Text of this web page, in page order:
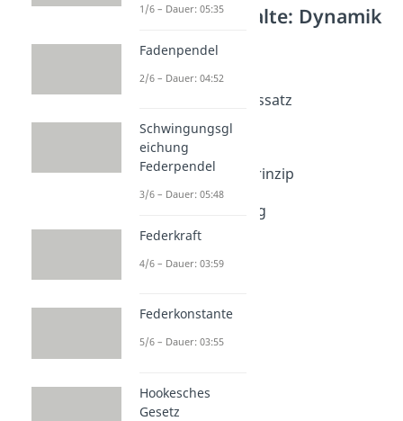
Weitere Inhalte: Dynamik
Impuls und Kraft
Inertialsystem
Dauer: 03:35
Impulserhaltungssatz
d'Alembert
Dauer: 04:41
Superpositionsprinzip
Dauer: 05:51
Raketengleichung
Dauer: 06:20
Druck
Dauer: 04:20
1/6 – Dauer: 05:35
Fadenpendel
2/6 – Dauer: 04:52
Schwingungsgl
eichung
Federpendel
3/6 – Dauer: 05:48
Federkraft
4/6 – Dauer: 03:59
Federkonstante
5/6 – Dauer: 03:55
Hookesches
Gesetz